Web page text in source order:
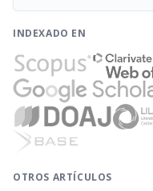
INDEXADO EN
OTROS ARTÍCULOS